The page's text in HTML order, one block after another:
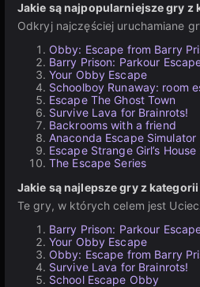
Jakie są najpopularniejsze gry z
Odkryj najczęściej uruchamiane
Obby: Escape from Barry
Barry Prison: Parkour
Your Obby Escape
Schoolboy Runaway: room
Escape The Ghost Town
Survive Lava for Brainrots!
Backrooms with a friend
Anaconda Escape Simulator
Escape Strange Girl’s House
The Escape Series
Jakie są najlepsze gry z
Te gry, w których celem jest
Barry Prison: Parkour
Your Obby Escape
Obby: Escape from Barry
Survive Lava for Brainrots!
School Escape Obby